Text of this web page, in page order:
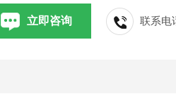
立即咨询 联系电